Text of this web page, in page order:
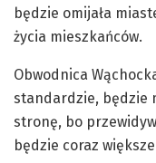
będzie omijała
życia mieszkańców.
Obwodnica
standardzie, będzie
stronę, bo
będzie coraz